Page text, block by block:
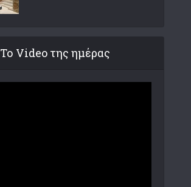
Το Video της ημέρας